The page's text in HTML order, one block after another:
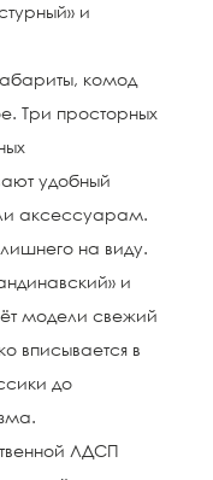
и
комод
Три просторных
удобный
аксессуарам.
на виду.
и
модели свежий
вписывается в
до
ЛДСП